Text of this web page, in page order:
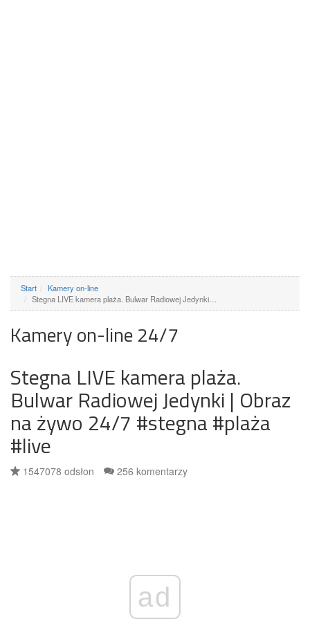
Start
Kamery on-line
Stegna LIVE kamera plaża. Bulwar Radiowej Jedynki…
Kamery on-line 24/7
Stegna LIVE kamera plaża.
Bulwar Radiowej Jedynki | Obraz
na żywo 24/7 #stegna #plaża
#live
1547078 odsłon 256 komentarzy
ad